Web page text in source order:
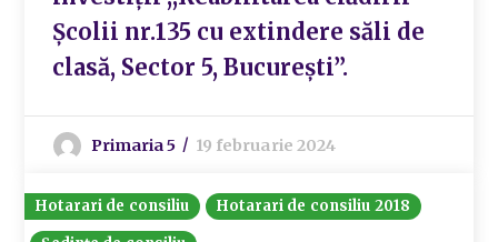
Școlii nr.135 cu extindere săli de
clasă, Sector 5, București”.
Primaria 5 19 februarie 2024
Hotarari de consiliu
Hotarari de consiliu 2018